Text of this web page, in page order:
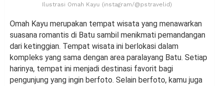
Ilustrasi Omah Kayu (instagram/@pstravelid)
Omah Kayu merupakan tempat wisata yang menawarkan
suasana romantis di Batu sambil menikmati pemandangan
dari ketinggian. Tempat wisata ini berlokasi dalam
kompleks yang sama dengan area paralayang Batu. Setiap
harinya, tempat ini menjadi destinasi favorit bagi
pengunjung yang ingin berfoto. Selain berfoto, kamu juga